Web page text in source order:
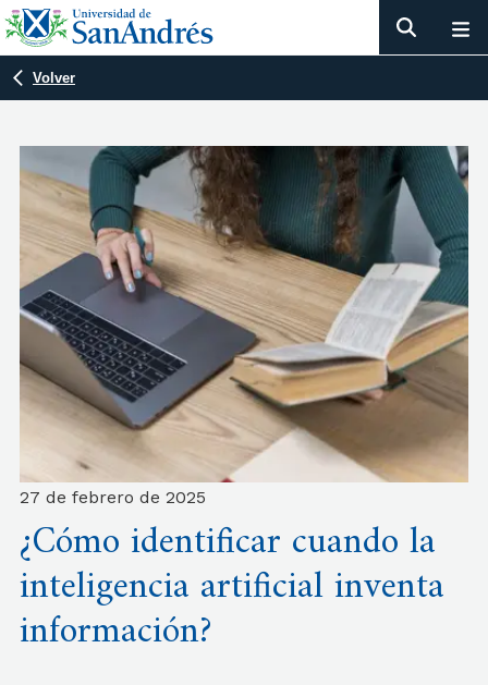
Volver
27 de febrero de 2025
¿Cómo identificar cuando la
inteligencia artificial inventa
información?